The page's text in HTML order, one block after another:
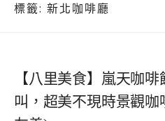
標籤: 新北咖啡廳
【八里美食】嵐天咖
叫，超美不現時景觀